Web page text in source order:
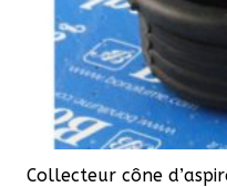
Collecteur cône